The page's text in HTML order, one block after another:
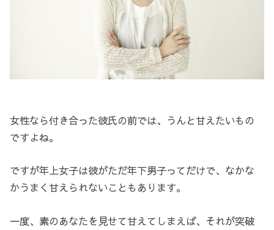
女性なら付き合った彼氏の前では、うんと甘えたいもの
ですよね。
ですが年上女子は彼がただ年下男子ってだけで、なかな
かうまく甘えられないこともあります。
一度、素のあなたを見せて甘えてしまえば、それが突破